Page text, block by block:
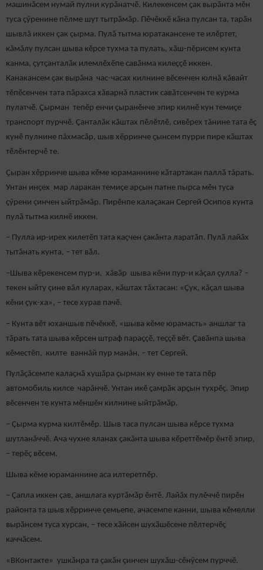
машинӑсем нумай пулни курăнатчӗ. Килекенсем ҫак вырӑнта мӗн
туса ҫӳренине пӗлме шут тытрӑмӑр. Пӗчӗккӗ кăна пулсан та, тарӑн
шывлă иккен çак çырма. Пулӑ тытма юратакансене те илӗртет,
кăмăлу пулсан шыва кӗрсе тухма та пулать, хӑш-пӗрисем кунта
канма, ҫутҫанталӑк илемлӗхӗпе савӑнма килеҫҫӗ иккен.
Канакансем çак вырăна час-часах килнине вӗсенчен юлнă кăвайт
тӗпӗсенчен тата пăрахса хăварнă пластик савăтсенчен те курма
пулатчӗ. Çырман тепӗр енчи çыранӗнче эпир килнӗ кун темиçе
транспорт пурччӗ. Ҫанталӑк кӑштах пӗлӗтлӗ, сивӗрех тăнине тата ӗҫ
кунӗ пулнине пăхмасăр, шыв хӗрринче ҫынсем пурри пире кӑштах
тӗлӗнтерчӗ те.
Ҫыран хӗрринче шыва кӗме юраманнине кӑтартакан паллӑ тăрать.
Унтан инçех мар ларакан темиçе арҫын патне пырса мӗн туса
ҫӳрени çинчен ыйтрăмӑр. Пирӗнпе калаҫакан Сергей Осипов кунта
пулӑ тытма килнӗ иккен.
– Пулла ир-ирех килетӗп тата каҫчен çакăнта ларатӑп. Пулӑ лайӑх
тытăнать кунта, – тет вӑл.
–Шыва кӗрекенсем пур-и, хӑвӑр шыва кӗни пур-и кăçал çулла? –
текен ыйту çине вăл куларах, кӑштах тӑхтасан: «Ҫук, кӑҫал шыва
кӗни ҫук-ха», – тесе хурав пачӗ.
– Кунта вӗт юханшыв пӗчӗккӗ, «шыва кӗме юрамасть» аншлаг та
тăрать тата шыва кӗрсен штраф параççӗ, теҫҫӗ вӗт. Ҫавӑнпа шыва
кӗместӗп, килте ваннăй пур манăн, – тет Сергей.
Пулӑҫăсемпе калаҫнӑ хушӑра çырман ку енне те тата пӗр
автомобиль килсе чарăнчӗ. Унтан икӗ ҫамрӑк арҫын тухрӗç. Эпир
вӗсенчен те кунта мӗншӗн килнине ыйтрӑмӑр.
– Çырма курма килтӗмӗр. Шыв таса пулсан шыва кӗрсе тухма
шутланăччӗ. Ача чухне яланах ҫакӑнта шыва кӗреттӗмӗр ӗнтӗ эпир,
– терӗҫ вӗсем.
Шыва кӗме юраманнине аса илтеретпӗр.
– Çапла иккен çав, аншлага куртӑмӑр ӗнтӗ. Лайăх пулӗччӗ пирӗн
районта та шыв хӗрринче ҫемьепе, ачасемпе канни, шыва кӗмелли
вырӑнсем туса хурсан, – тесе хӑйсен шухӑшӗсене пӗлтерчӗç
каччăсем.
«ВКонтакте» ушкӑнра та ҫакӑн çинчен шухӑш-сӗнӳсем пурччӗ.